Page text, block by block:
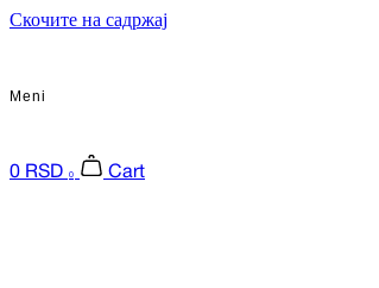
Скочите на садржај
Meni
0 RSD 0 Cart